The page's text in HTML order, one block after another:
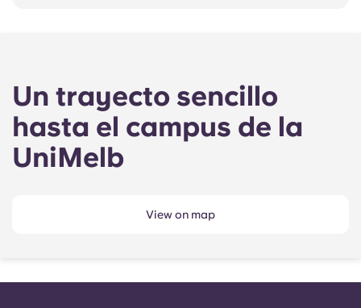
Un trayecto sencillo
hasta el campus de la
UniMelb
View on map